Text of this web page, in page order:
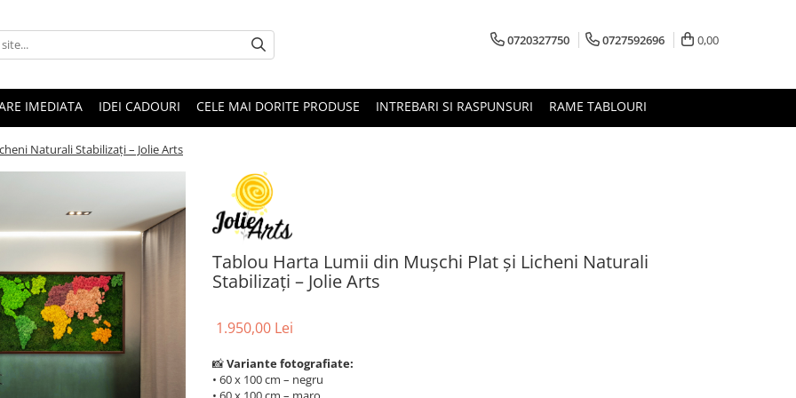
0720327750 0727592696 0,00
IMEDIATA IDEI CADOURI CELE MAI DORITE PRODUSE INTREBARI SI RASPUNSURI RAME TABLOURI
Naturali Stabilizați – Jolie Arts
Tablou Harta Lumii din Mușchi Plat și Licheni Naturali
Stabilizați – Jolie Arts
1.950,00 Lei
📸Variante fotografiate:
• 60 x 100 cm – negru